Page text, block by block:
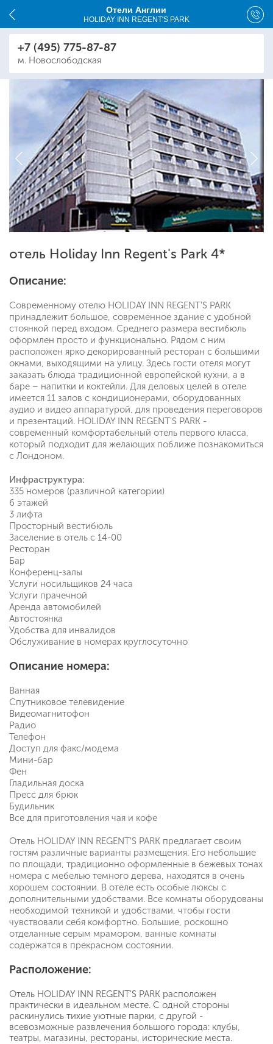
Отели Англии
HOLIDAY INN REGENT'S PARK
+7 (495) 775-87-87
м. Новослободская
отель Holiday Inn Regent's Park 4*
Описание:
Современному отелю HOLIDAY INN REGENT'S PARK
принадлежит большое, современное здание с удобной
стоянкой перед входом. Среднего размера вестибюль
оформлен просто и функционально. Рядом с ним
расположен ярко декорированный ресторан с большими
окнами, выходящими на улицу. Здесь гости отеля могут
заказать блюда традиционной европейской кухни, а в
баре – напитки и коктейли. Для деловых целей в отеле
имеется 11 залов с кондиционерами, оборудованных
аудио и видео аппаратурой, для проведения переговоров
и презентаций. HOLIDAY INN REGENT'S PARK -
современный комфортабельный отель первого класса,
который подходит для желающих поближе познакомиться
с Лондоном.
Инфраструктура:
335 номеров (различной категории)
6 этажей
3 лифта
Просторный вестибюль
Заселение в отель с 14-00
Ресторан
Бар
Конференц-залы
Услуги носильщиков 24 часа
Услуги прачечной
Аренда автомобилей
Автостоянка
Удобства для инвалидов
Обслуживание в номерах круглосуточно
Описание номера:
Ванная
Спутниковое телевидение
Видеомагнитофон
Радио
Телефон
Доступ для факс/модема
Мини-бар
Фен
Гладильная доска
Пресс для брюк
Будильник
Все для приготовления чая и кофе
Отель HOLIDAY INN REGENT'S PARK предлагает своим
гостям различные варианты размещения. Его небольшие
по площади, традиционно оформленные в бежевых тонах
номера с мебелью темного дерева, находятся в очень
хорошем состоянии. В отеле есть особые люксы с
дополнительными удобствами. Все комнаты оборудованы
необходимой техникой и удобствами, чтобы гости
чувствовали себя комфортно. Большие, роскошно
отделанные серым мрамором, ванные комнаты
содержатся в прекрасном состоянии.
Расположение:
Отель HOLIDAY INN REGENT'S PARK расположен
практически в идеальном месте. С одной стороны
раскинулись тихие уютные парки, с другой -
всевозможные развлечения большого города: клубы,
театры, магазины, рестораны, исторические места.